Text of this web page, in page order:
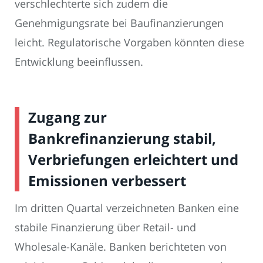
verschlechterte sich zudem die
Genehmigungsrate bei Baufinanzierungen
leicht. Regulatorische Vorgaben könnten diese
Entwicklung beeinflussen.
Zugang zur
Bankrefinanzierung stabil,
Verbriefungen erleichtert und
Emissionen verbessert
Im dritten Quartal verzeichneten Banken eine
stabile Finanzierung über Retail- und
Wholesale-Kanäle. Banken berichteten von